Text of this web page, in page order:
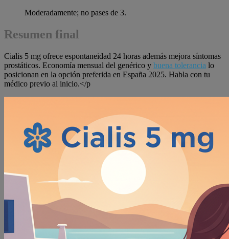
Moderadamente; no pases de 3.
Resumen final
Cialis 5 mg ofrece espontaneidad 24 horas además mejora síntomas
prostáticos. Economía mensual del genérico y buena tolerancia lo
posicionan en la opción preferida en España 2025. Habla con tu
médico previo al inicio.</p